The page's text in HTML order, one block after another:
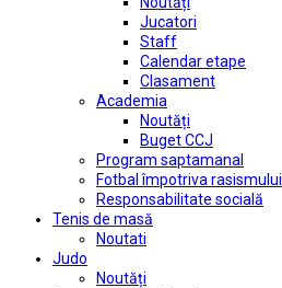
Jucatori
Staff
Calendar etape
Clasament
Academia
Noutăți
Buget CCJ
Program saptamanal
Fotbal împotriva rasismului
Responsabilitate socială
Tenis de masă
Noutati
Judo
Noutăți